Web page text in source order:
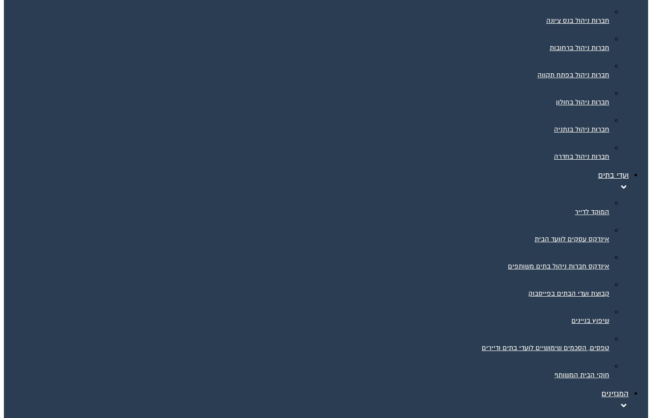
חברות ניהול בנס ציונה
חברות ניהול ברחובות
חברות ניהול בפתח תקווה
חברות ניהול בחולון
חברות ניהול בנתניה
חברות ניהול בחדרה
ועדי בתים
המוקד לדייר
אינדקס עסקים לוועד הבית
אינדקס חברות ניהול בתים משותפים
קבוצת ועדי הבתים בפייסבוק
שיפוץ בניינים
טפסים, הסכמים שימושיים לועדי בתים ודיירים
חוקי הבית המשותף
המגזינים